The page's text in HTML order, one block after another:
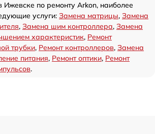
Ижевске по ремонту Arkon, наиболее
услуги: Замена матрицы, Замена
, Замена шим контроллера, Замена
характеристик, Ремонт
трубки, Ремонт контроллеров, Замена
питания, Ремонт оптики, Ремонт
.